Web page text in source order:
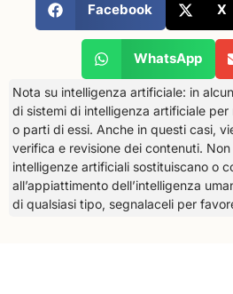
Facebook X
WhatsApp
Nota su intelligenza artificiale: in
di sistemi di intelligenza artificiale
o parti di essi. Anche in questi casi,
verifica e revisione dei contenuti.
intelligenze artificiali sostituiscano o
all’appiattimento dell’intelligenza
di qualsiasi tipo, segnalaceli per